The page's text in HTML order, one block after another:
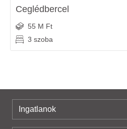
Ceglédbercel
55 M Ft
3 szoba
Ingatlanok